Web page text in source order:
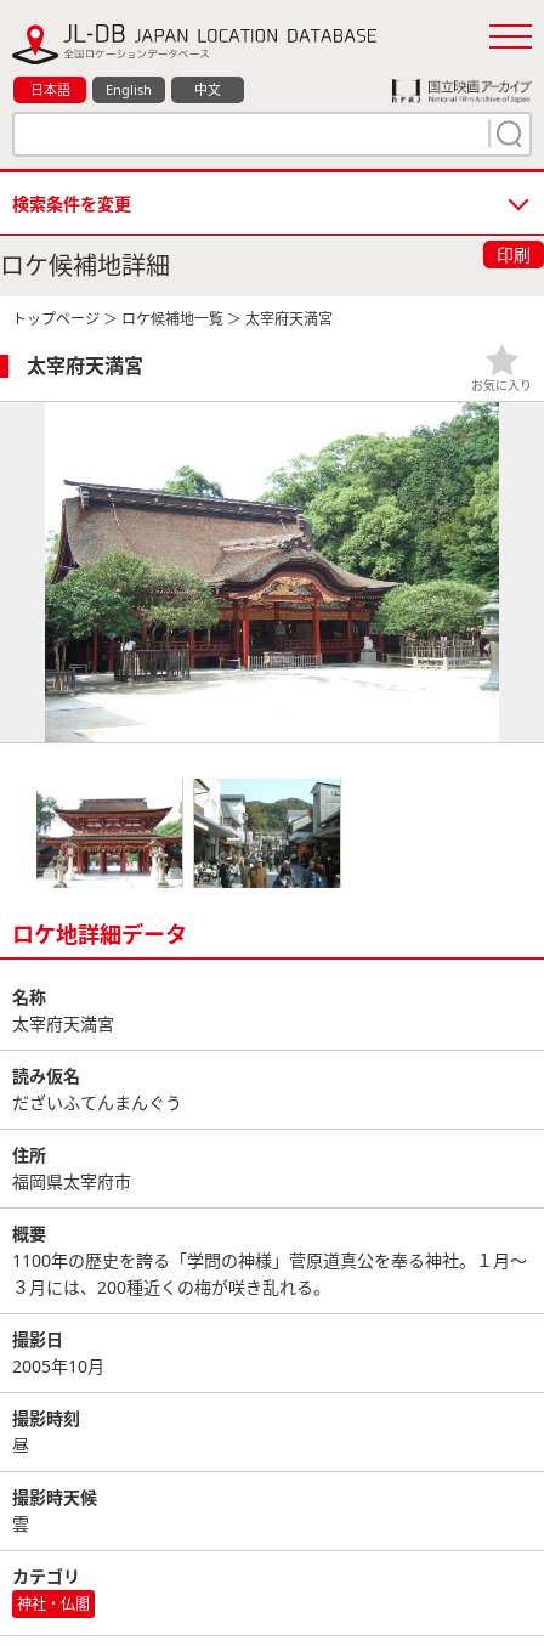
日本語 English 中文
検索条件を変更
ロケ候補地詳細 印刷
トップページ ＞ ロケ候補地一覧 ＞ 太宰府天満宮
太宰府天満宮
お気に入り
ロケ地詳細データ
名称
太宰府天満宮
読み仮名
だざいふてんまんぐう
住所
福岡県太宰府市
概要
1100年の歴史を誇る「学問の神様」菅原道真公を奉る神社。１月〜
３月には、200種近くの梅が咲き乱れる。
撮影日
2005年10月
撮影時刻
昼
撮影時天候
雲
カテゴリ
神社・仏閣